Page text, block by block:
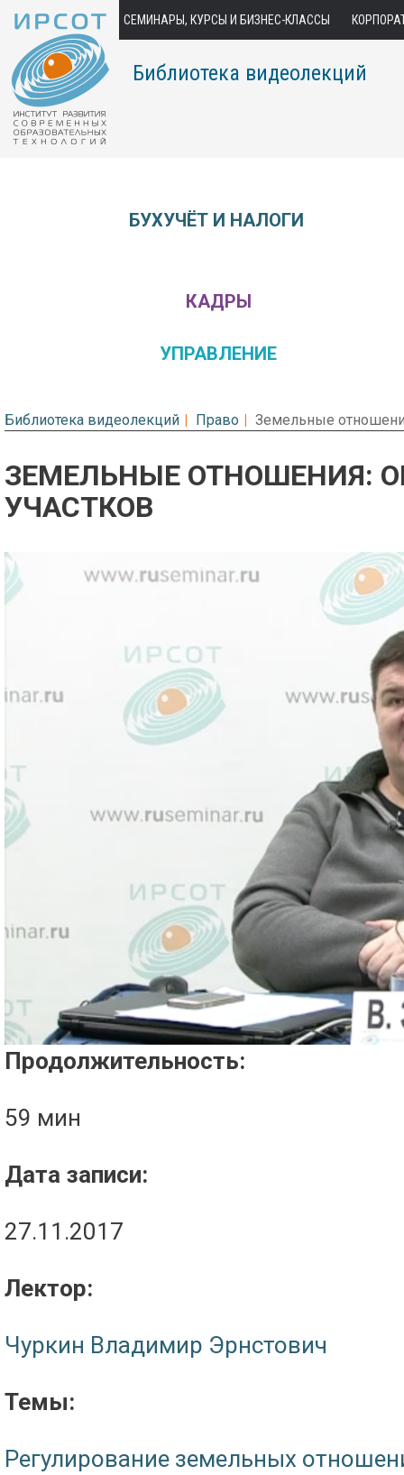
СЕМИНАРЫ, КУРСЫ И БИЗНЕС-КЛАССЫ
Библиотека видеолекций
БУХУЧЁТ И НАЛОГИ
КАДРЫ
УПРАВЛЕНИЕ
Библиотека видеолекций Право Земельные
ЗЕМЕЛЬНЫЕ ОТНОШЕНИЯ:
УЧАСТКОВ
Предварительный просмотр.
Продолжительность:
59 мин
Дата записи:
27.11.2017
Лектор:
Чуркин Владимир Эрнстович
Темы:
Регулирование земельных